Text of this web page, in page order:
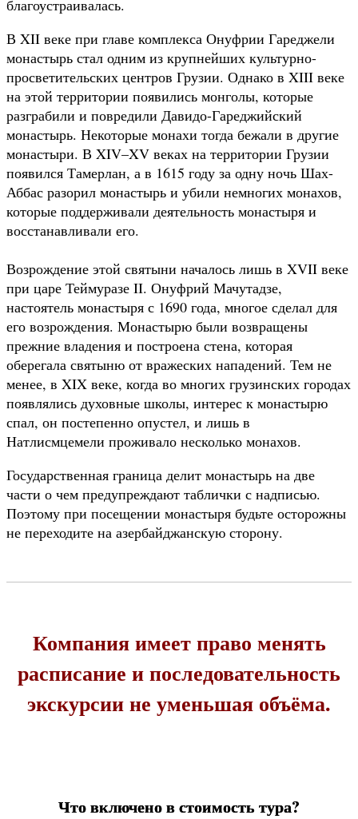
благоустраивалась.
В XII веке при главе комплекса Онуфрии Гареджели
монастырь стал одним из крупнейших культурно-
просветительских центров Грузии. Однако в XIII веке
на этой территории появились монголы, которые
разграбили и повредили Давидо-Гареджийский
монастырь. Некоторые монахи тогда бежали в другие
монастыри. В XIV–XV веках на территории Грузии
появился Тамерлан, а в 1615 году за одну ночь Шах-
Аббас разорил монастырь и убили немногих монахов,
которые поддерживали деятельность монастыря и
восстанавливали его.
Возрождение этой святыни началось лишь в XVII веке
при царе Теймуразе II. Онуфрий Мачутадзе,
настоятель монастыря с 1690 года, многое сделал для
его возрождения. Монастырю были возвращены
прежние владения и построена стена, которая
оберегала святыню от вражеских нападений. Тем не
менее, в XIX веке, когда во многих грузинских городах
появлялись духовные школы, интерес к монастырю
спал, он постепенно опустел, и лишь в
Натлисмцемели проживало несколько монахов.
Государственная граница делит монастырь на две
части о чем предупреждают таблички с надписью.
Поэтому при посещении монастыря будьте осторожны
не переходите на азербайджанскую сторону.
Компания имеет право менять
расписание и последовательность
экскурсии не уменьшая объёма.
Что включено в стоимость тура?